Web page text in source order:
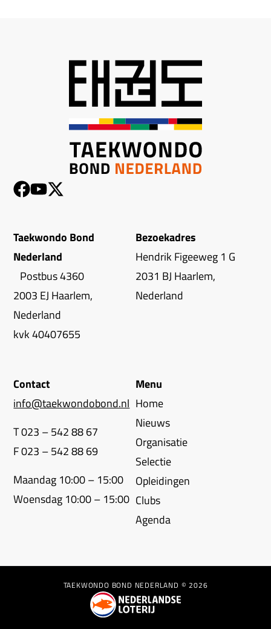
Taekwondo Bond
Nederland
Postbus 4360
2003 EJ Haarlem,
Nederland
kvk 40407655
Bezoekadres
Hendrik Figeeweg 1 G
2031 BJ Haarlem,
Nederland
Contact
info@taekwondobond.nl
T 023 – 542 88 67
F 023 – 542 88 69
Maandag 10:00 – 15:00
Woensdag 10:00 – 15:00
Menu
Home
Nieuws
Organisatie
Selectie
Opleidingen
Clubs
Agenda
TAEKWONDO BOND NEDERLAND © 2026